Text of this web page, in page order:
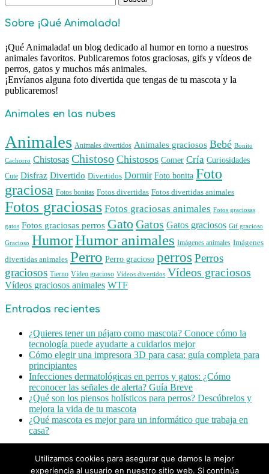
Sobre ¡Qué Animalada!
¡Qué Animalada! un blog dedicado al humor en torno a nuestros
animales favoritos. Publicaremos fotos graciosas, gifs y vídeos de
perros, gatos y muchos más animales.
¡Envíanos alguna foto divertida que tengas de tu mascota y la
publicaremos!
Animales en las nubes
Animales Animales divertidos Animales graciosos Bebé Bonito
Cachorro Chistosas Chistoso Chistosos Comer Cría Curiosidades
Cute Disfraz Divertido Divertidos Dormir Foto bonita Foto
graciosa Fotos bonitas Fotos divertidas Fotos divertidas animales
Fotos graciosas Fotos graciosas animales Fotos graciosas
gatos Fotos graciosas perros GatoGatos Gatos graciosos Gif gracioso
Gracioso HumorHumor animales Imágenes animales Imágenes
divertidas animales Perro Perro gracioso perros Perros
graciosos Tierno Vídeo gracioso Vídeos divertidos Vídeos graciosos
Vídeos graciosos animales WTF
Entradas recientes
¿Quieres tener un pájaro como mascota? Conoce cómo la
tecnología puede ayudarte a cuidarlos mejor
Cómo elegir una impresora 3D para casa: guía completa para
principiantes
Infecciones dermatológicas en perros y gatos: ¿Cómo
reconocer las señales de alerta? Guía Breve
¿Qué son los piensos holísticos para perros? Descúbrelos y
mejora la vida de tu mascota
¿Qué mascota es mejor para un informático que trabaja en
casa?
Twitter
Utilizamos cookies para asegurar que damos la mejor
experiencia al usuario en nuestro sitio web. Si continúa